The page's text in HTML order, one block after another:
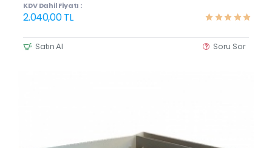
KDV Dahil Fiyatı :
2.040,00 TL
Satın Al Soru Sor